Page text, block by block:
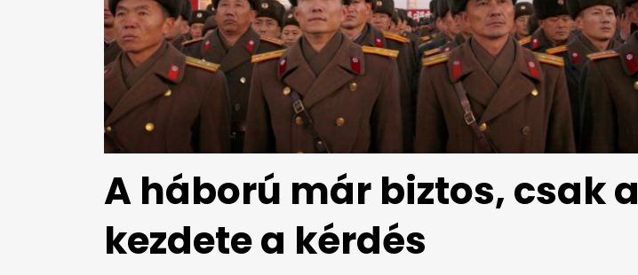
A háború már biztos, csak a
kezdete a kérdés